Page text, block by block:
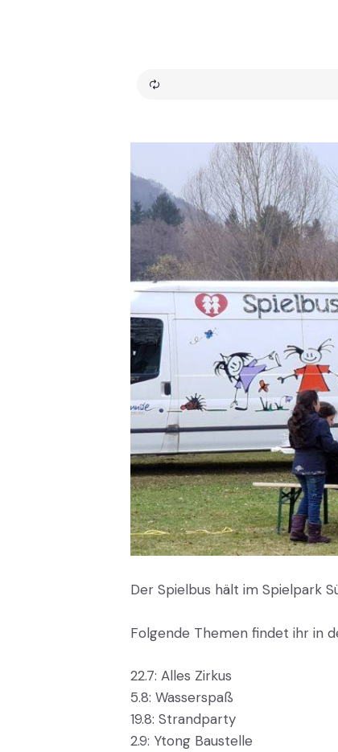
Der Spielbus hält im Spielpark
Folgende Themen findet ihr in
22.7: Alles Zirkus
5.8: Wasserspaß
19.8: Strandparty
2.9: Ytong Baustelle